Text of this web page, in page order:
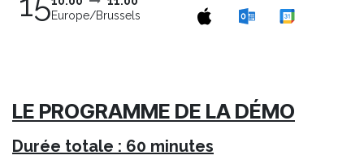
Europe/Brussels
LE PROGRAMME DE LA DÉMO
Durée totale : 60 minutes